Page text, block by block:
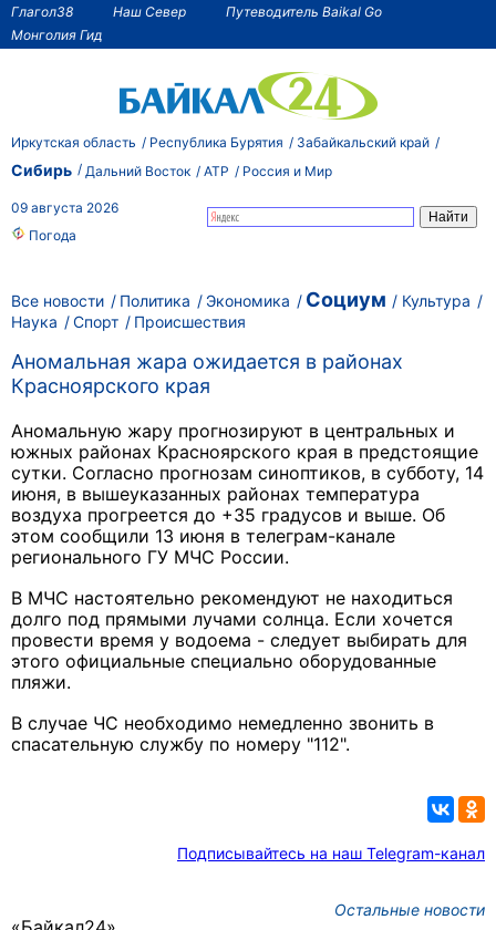
Глагол38 Наш Север
Путеводитель Baikal Go
Монголия Гид
Иркутская область Республика Бурятия Забайкальский край
Сибирь Дальний Восток АТР Россия и Мир
09 августа 2026
Погода
Все новости Политика Экономика Социум
Культура
Наука
Спорт Происшествия
Аномальная жара ожидается в районах
Красноярского края
Аномальную жару прогнозируют в центральных и
южных районах Красноярского края в предстоящие
сутки. Согласно прогнозам синоптиков, в субботу, 14
июня, в вышеуказанных районах температура
воздуха прогреется до +35 градусов и выше. Об
этом сообщили 13 июня в телеграм-канале
регионального ГУ МЧС России.
В МЧС настоятельно рекомендуют не находиться
долго под прямыми лучами солнца. Если хочется
провести время у водоема - следует выбирать для
этого официальные специально оборудованные
пляжи.
В случае ЧС необходимо немедленно звонить в
спасательную службу по номеру "112".
Подписывайтесь на наш Telegram-канал
Остальные новости